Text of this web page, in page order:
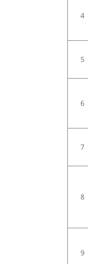
4
5
6
7
8
9